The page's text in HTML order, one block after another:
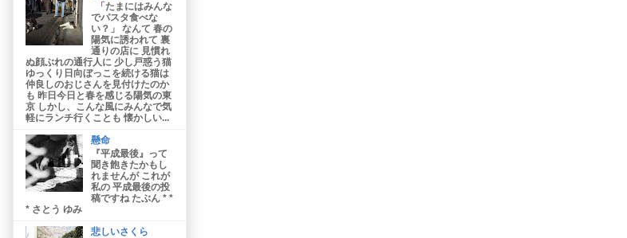
「たまにはみんな
でパスタ食べな
い？」 なんて 春の
陽気に誘われて 裏
通りの店に 見慣れ
ぬ顔ぶれの通行人に 少し戸惑う猫
ゆっくり日向ぼっこを続ける猫は
仲良しのおじさんを見付けたのか
も 昨日今日と春を感じる陽気の東
京 しかし、こんな風にみんなで気
軽にランチ行くことも 懐かしい...
懸命
『平成最後』って
聞き飽きたかもし
れませんが これが
私の 平成最後の投
稿ですね たぶん * *
* さとう ゆみ
悲しいさくら